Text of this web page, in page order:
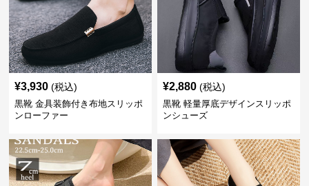
¥3,930 (税込)
黒靴 金具装飾付き布地スリッポ
ンローファー
¥2,880 (税込)
黒靴 軽量厚底デザインスリッポ
ンシューズ